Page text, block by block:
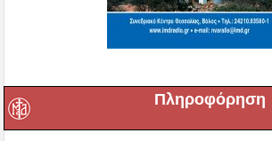
Πληροφόρηση